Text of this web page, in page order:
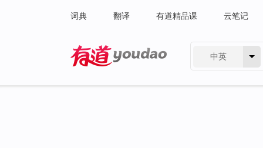
词典 翻译 有道精品课 云笔记
中英